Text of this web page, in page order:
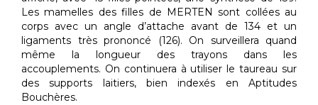
Les mamelles des filles de MERTEN sont collées au
corps avec un angle d’attache avant de 134 et un
ligaments très prononcé (126). On surveillera quand
même la longueur des trayons dans les
accouplements. On continuera à utiliser le taureau sur
des supports laitiers, bien indexés en Aptitudes
Bouchères.